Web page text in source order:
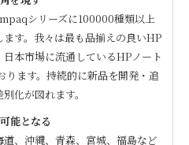
シリーズに100000種類以上
す。我々は最も品揃えの良いHP
本市場に流通しているHPノート
ます。持続的に新品を開発・追
化が図れます。
能となる
、沖縄、青森、宮城、福島など